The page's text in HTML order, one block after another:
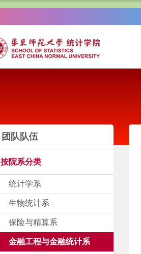
团队队伍
按院系分类
统计学系
生物统计系
保险与精算系
金融工程与金融统计系